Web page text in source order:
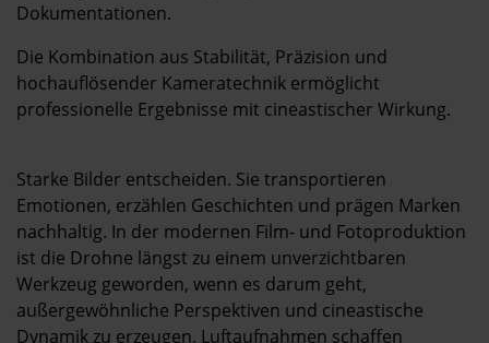
Dokumentationen.
Die Kombination aus Stabilität, Präzision und
hochauflösender Kameratechnik ermöglicht
professionelle Ergebnisse mit cineastischer Wirkung.
Starke Bilder entscheiden. Sie transportieren
Emotionen, erzählen Geschichten und prägen Marken
nachhaltig. In der modernen Film- und Fotoproduktion
ist die Drohne längst zu einem unverzichtbaren
Werkzeug geworden, wenn es darum geht,
außergewöhnliche Perspektiven und cineastische
Dynamik zu erzeugen. Luftaufnahmen schaffen